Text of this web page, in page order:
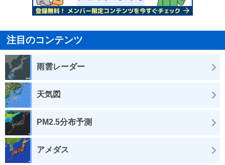
注目のコンテンツ
雨雲レーダー
天気図
PM2.5分布予測
アメダス